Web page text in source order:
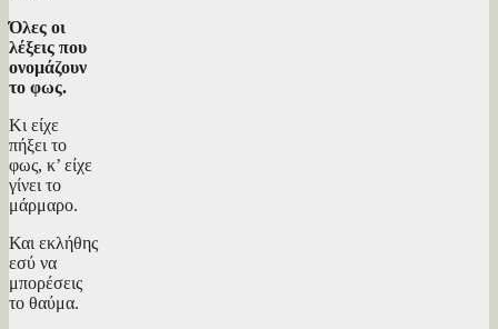
Όλες οι
λέξεις που
ονομάζουν
το φως.
Κι είχε
πήξει το
φως, κ’ είχε
γίνει το
μάρμαρο.
Και εκλήθης
εσύ να
μπορέσεις
το θαύμα.